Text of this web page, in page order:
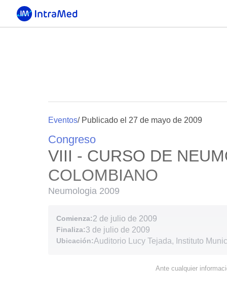
Eventos/ Publicado el 27 de mayo de 2009
Congreso
VIII - CURSO DE
COLOMBIANO
Neumologia 2009
Comienza:2 de julio de 2009
Finaliza:3 de julio de 2009
Ubicación:Auditorio Lucy Tejada, Instituto
Ante cualquier